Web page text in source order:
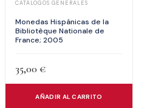
CATÁLOGOS GENERALES
Monedas Hispánicas de la
Bibliotèque Nationale de
France; 2005
35,00 €
AÑADIR AL CARRITO